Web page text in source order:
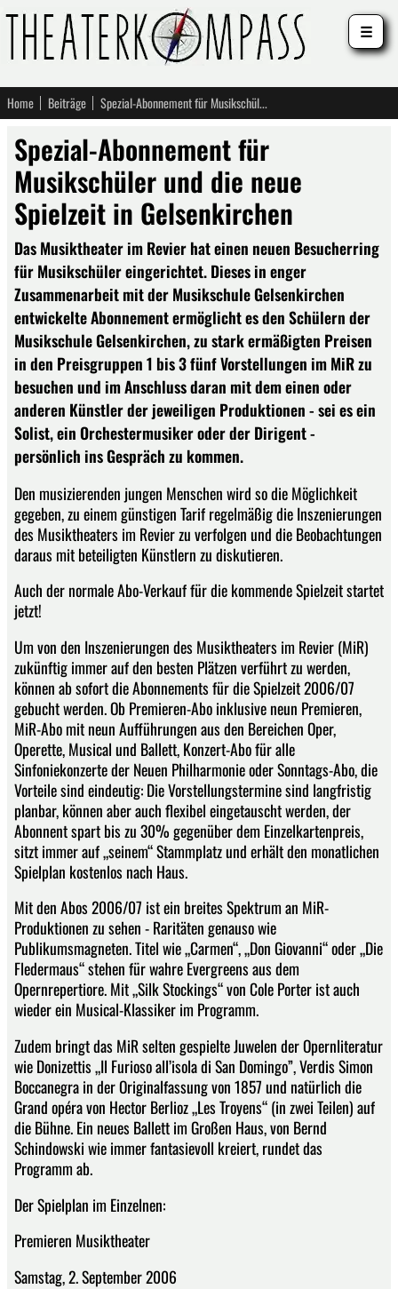
Home Beiträge Spezial-Abonnement für Musikschüler und die neue Spielzeit in Gelsenkirchen
Spezial-Abonnement für
Musikschüler und die neue
Spielzeit in Gelsenkirchen
Das Musiktheater im Revier hat einen neuen Besucherring
für Musikschüler eingerichtet. Dieses in enger
Zusammenarbeit mit der Musikschule Gelsenkirchen
entwickelte Abonnement ermöglicht es den Schülern der
Musikschule Gelsenkirchen, zu stark ermäßigten Preisen
in den Preisgruppen 1 bis 3 fünf Vorstellungen im MiR zu
besuchen und im Anschluss daran mit dem einen oder
anderen Künstler der jeweiligen Produktionen - sei es ein
Solist, ein Orchestermusiker oder der Dirigent -
persönlich ins Gespräch zu kommen.
Den musizierenden jungen Menschen wird so die Möglichkeit
gegeben, zu einem günstigen Tarif regelmäßig die Inszenierungen
des Musiktheaters im Revier zu verfolgen und die Beobachtungen
daraus mit beteiligten Künstlern zu diskutieren.
Auch der normale Abo-Verkauf für die kommende Spielzeit startet
jetzt!
Um von den Inszenierungen des Musiktheaters im Revier (MiR)
zukünftig immer auf den besten Plätzen verführt zu werden,
können ab sofort die Abonnements für die Spielzeit 2006/07
gebucht werden. Ob Premieren-Abo inklusive neun Premieren,
MiR-Abo mit neun Aufführungen aus den Bereichen Oper,
Operette, Musical und Ballett, Konzert-Abo für alle
Sinfoniekonzerte der Neuen Philharmonie oder Sonntags-Abo, die
Vorteile sind eindeutig: Die Vorstellungstermine sind langfristig
planbar, können aber auch flexibel eingetauscht werden, der
Abonnent spart bis zu 30% gegenüber dem Einzelkartenpreis,
sitzt immer auf „seinem“ Stammplatz und erhält den monatlichen
Spielplan kostenlos nach Haus.
Mit den Abos 2006/07 ist ein breites Spektrum an MiR-
Produktionen zu sehen - Raritäten genauso wie
Publikumsmagneten. Titel wie „Carmen“, „Don Giovanni“ oder „Die
Fledermaus“ stehen für wahre Evergreens aus dem
Opernrepertiore. Mit „Silk Stockings“ von Cole Porter ist auch
wieder ein Musical-Klassiker im Programm.
Zudem bringt das MiR selten gespielte Juwelen der Opernliteratur
wie Donizettis „Il Furioso all’isola di San Domingo”, Verdis Simon
Boccanegra in der Originalfassung von 1857 und natürlich die
Grand opéra von Hector Berlioz „Les Troyens“ (in zwei Teilen) auf
die Bühne. Ein neues Ballett im Großen Haus, von Bernd
Schindowski wie immer fantasievoll kreiert, rundet das
Programm ab.
Der Spielplan im Einzelnen:
Premieren Musiktheater
Samstag, 2. September 2006
☰